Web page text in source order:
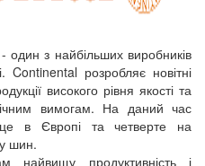
один з найбільших виробників
Continental розробляє новітні
високого рівня якості та
вимогам. На даний час
в Європі та четверте на
шин.
продуктивність і